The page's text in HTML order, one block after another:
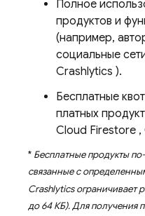
Полное
продуктов и
(например,
социальные
Crashlytics ).
Бесплатные
платных
Cloud Firestore ,
* Бесплатные продукты
связанные с
Crashlyticsограничивает
до 64 КБ). Для получения